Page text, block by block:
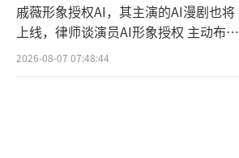
戚薇形象授权AI，其主演的AI漫剧也将
上线，律师谈演员AI形象授权 主动布局
数字资产
2026-08-07 07:48:44